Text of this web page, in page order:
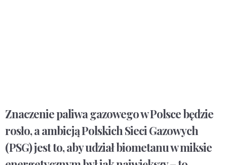
Znaczenie paliwa gazowego w Polsce będzie
rosło, a ambicją Polskich Sieci Gazowych
(PSG) jest to, aby udział biometanu w miksie